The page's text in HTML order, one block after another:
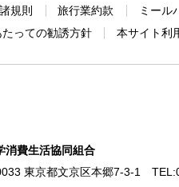
規則 旅行業約款 ミール
たっての勧誘方針 本サイト利
消費生活協同組合
東京都文京区本郷7-3-1 TEL: